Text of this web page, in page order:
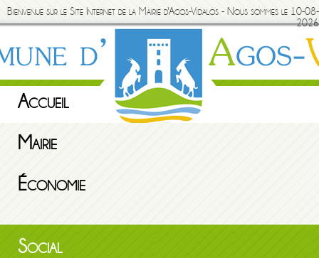
Bienvenue sur le Site Internet de la Mairie d'Agos-Vidalos - Nous sommes le 10-08-
2026
Accueil
Mairie
Économie
Social